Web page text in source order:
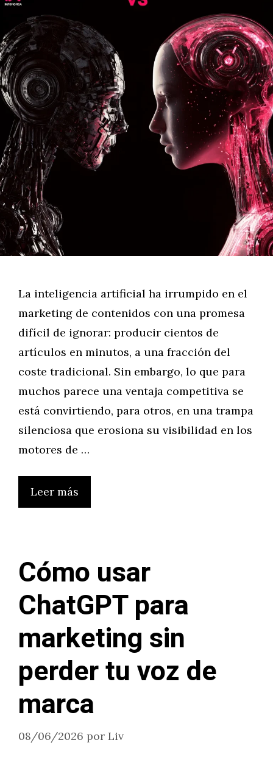
La inteligencia artificial ha irrumpido en el
marketing de contenidos con una promesa
difícil de ignorar: producir cientos de
artículos en minutos, a una fracción del
coste tradicional. Sin embargo, lo que para
muchos parece una ventaja competitiva se
está convirtiendo, para otros, en una trampa
silenciosa que erosiona su visibilidad en los
motores de …
Leer más
Cómo usar
ChatGPT para
marketing sin
perder tu voz de
marca
08/06/2026 por Liv